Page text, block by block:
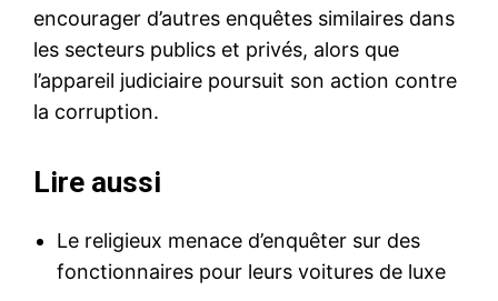
encourager d’autres enquêtes similaires dans
les secteurs publics et privés, alors que
l’appareil judiciaire poursuit son action contre
la corruption.
Lire aussi
Le religieux menace d’enquêter sur des
fonctionnaires pour leurs voitures de luxe